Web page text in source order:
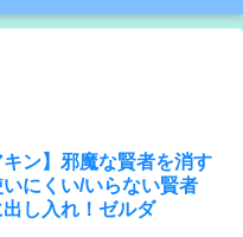
キン】邪魔な賢者を消す
にくい/いらない賢者
し入れ！ゼルダ